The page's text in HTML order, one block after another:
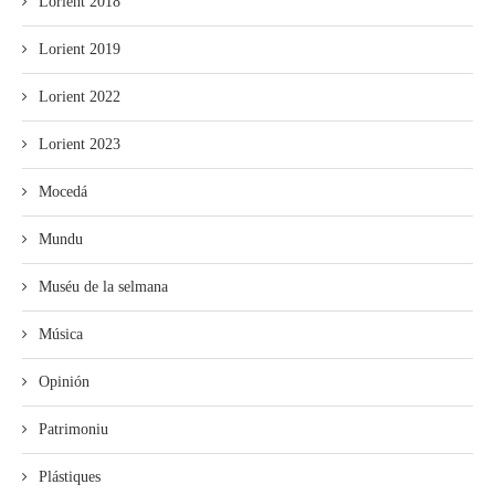
Lorient 2019
Lorient 2022
Lorient 2023
Mocedá
Mundu
Muséu de la selmana
Música
Opinión
Patrimoniu
Plástiques